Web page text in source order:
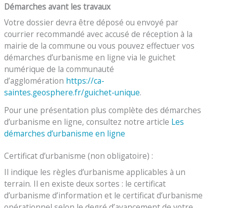
Démarches avant les travaux
Votre dossier devra être déposé ou envoyé par
courrier recommandé avec accusé de réception à la
mairie de la commune ou vous pouvez effectuer vos
démarches d’urbanisme en ligne via le guichet
numérique de la communauté
d’agglomération https://ca-
saintes.geosphere.fr/guichet-unique.
Pour une présentation plus complète des démarches
d’urbanisme en ligne, consultez notre article Les
démarches d’urbanisme en ligne
Certificat d’urbanisme (non obligatoire) :
Il indique les règles d’urbanisme applicables à un
terrain. Il en existe deux sortes : le certificat
d’urbanisme d’information et le certificat d’urbanisme